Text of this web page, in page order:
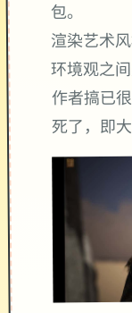
包。
渲染艺术
环境观之
作者搞已
死了，即